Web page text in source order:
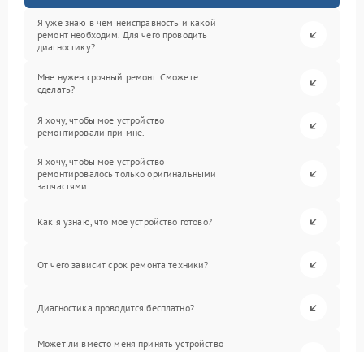
Я уже знаю в чем неисправность и какой
ремонт необходим. Для чего проводить
диагностику?
Мне нужен срочный ремонт. Сможете
сделать?
Я хочу, чтобы мое устройство
ремонтировали при мне.
Я хочу, чтобы мое устройство
ремонтировалось только оригинальными
запчастями.
Как я узнаю, что мое устройство готово?
От чего зависит срок ремонта техники?
Диагностика проводится бесплатно?
Может ли вместо меня принять устройство